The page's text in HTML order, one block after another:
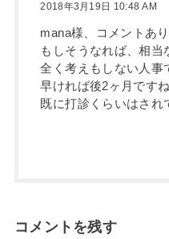
2018年3月19日 10:48 AM
mana様、コメントあ
もしそうなれば、相当
全く考えもしない人事
早ければ後2ヶ月ですね
既に打診くらいはされ
コメントを残す